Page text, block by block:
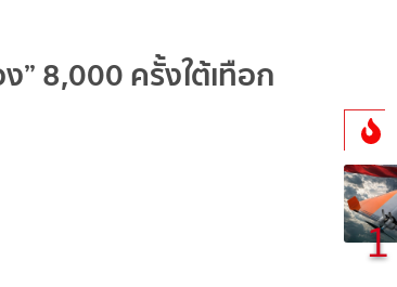
” 8,000 ครั้งใต้เทือก
1